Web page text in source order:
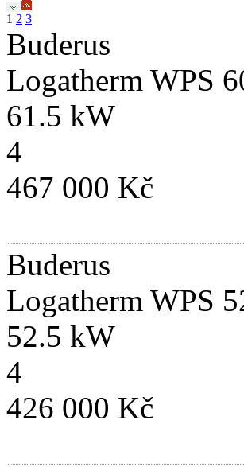
1 2 3
Buderus
Logatherm WPS
61.5 kW
4
467 000 Kč
Buderus
Logatherm WPS
52.5 kW
4
426 000 Kč